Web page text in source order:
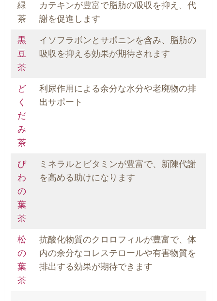
緑
茶
カテキンが豊富で脂肪の吸収を抑え、代
謝を促進します
黒
豆
茶
イソフラボンとサポニンを含み、脂肪の
吸収を抑える効果が期待されます
ど
く
だ
み
茶
利尿作用による余分な水分や老廃物の排
出サポート
び
わ
の
葉
茶
ミネラルとビタミンが豊富で、新陳代謝
を高める助けになります
松
の
葉
茶
抗酸化物質のクロロフィルが豊富で、体
内の余分なコレステロールや有害物質を
排出する効果が期待できます